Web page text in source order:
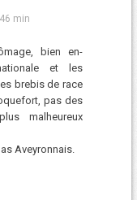
min
bien en-
et les
brebis de race
pas des
malheureux
Aveyronnais.